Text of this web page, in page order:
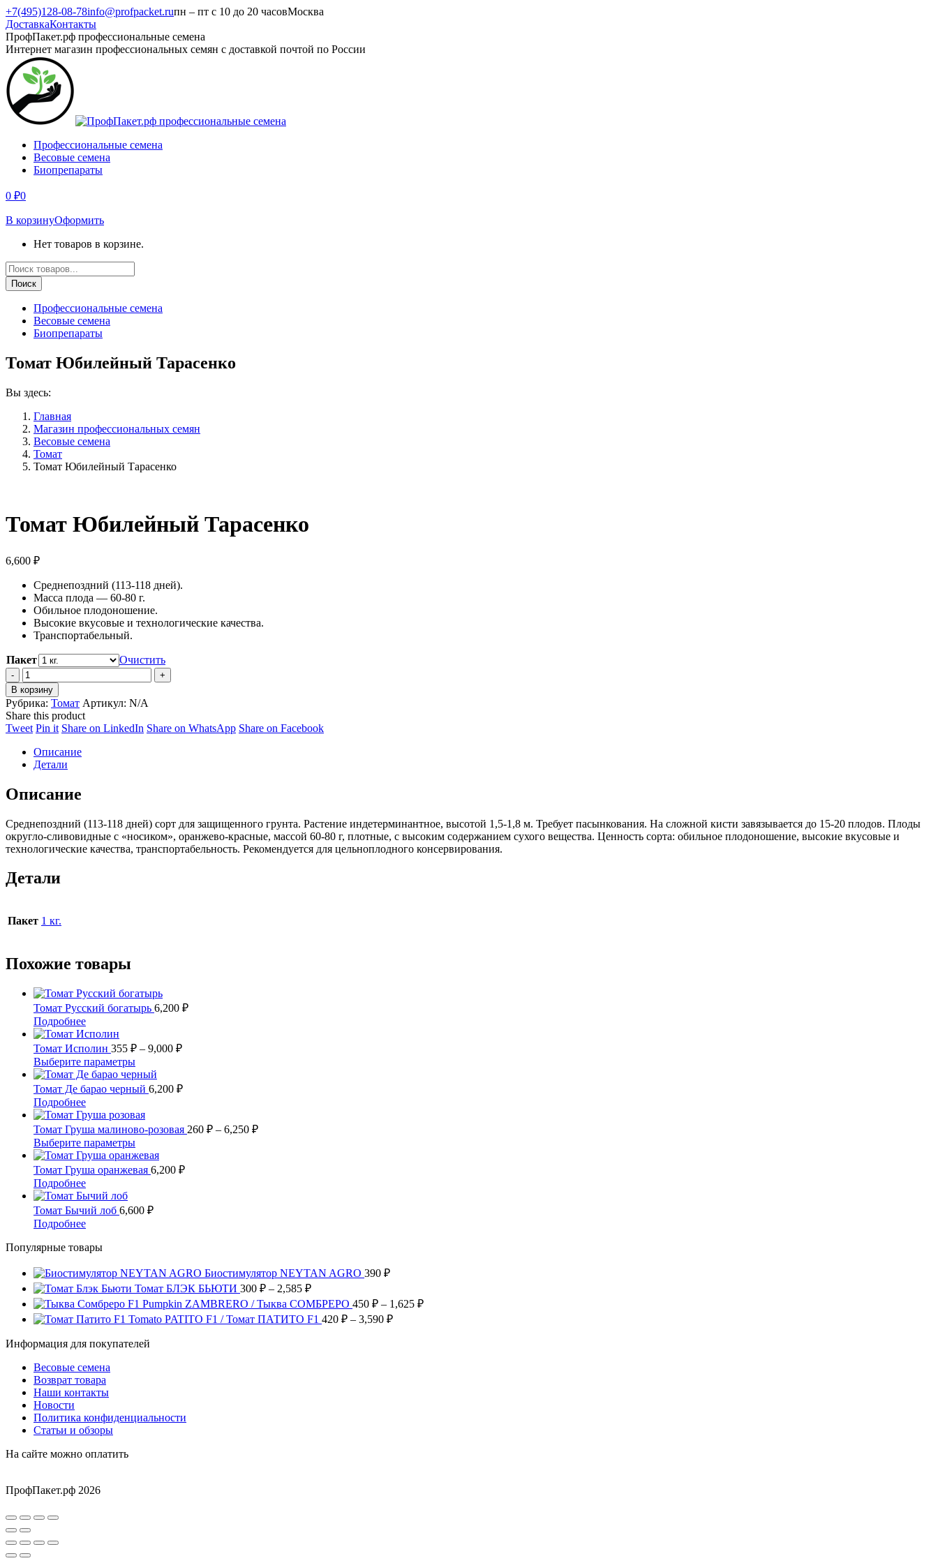
Перейти
к
содержанию
+7(495)128-08-78info@profpacket.ruпн – пт с 10 до 20 часовМосква
ДоставкаКонтакты
Facebook
page
opens
in
new
window
Одноклассники
page
opens
in
new
window
Instagram
page
opens
in
new
window
Вконтакте
page
opens
in
new
window
Viber
page
opens
in
new
window
Whatsapp
page
opens
in
new
window
ПрофПакет.рф профессиональные семена
Интернет магазин профессиональных семян с доставкой почтой по России
Профессиональные семена
Весовые семена
Биопрепараты
0 ₽0
В корзинуОформить
Нет товаров в корзине.
Поиск
товаров
Поиск
Профессиональные семена
Весовые семена
Биопрепараты
Томат Юбилейный Тарасенко
Вы здесь:
Главная
Магазин профессиональных семян
Весовые семена
Томат
Томат Юбилейный Тарасенко
Томат Юбилейный Тарасенко
6,600 ₽
Среднепоздний (113-118 дней).
Масса плода — 60-80 г.
Обильное плодоношение.
Высокие вкусовые и технологические качества.
Транспортабельный.
Пакет
Очистить
Томат
Юбилейный
Тарасенко
quantity
В корзину
Рубрика: Томат Артикул: N/A
Share this product
TweetShare
Twitter
Pin itShare
Pinterest
Share on LinkedIn Share
Share on WhatsAppShare
Share on FacebookShare
Описание
Детали
Описание
Среднепоздний (113-118 дней) сорт для защищенного грунта. Растение индетерминантное, высотой 1,5-1,8 м. Требует пасынкования. На сложной кисти завязывается до 15-20 плодов. Плоды
округло-сливовидные с «носиком», оранжево-красные, массой 60-80 г, плотные, с высоким содержанием сухого вещества. Ценность сорта: обильное плодоношение, высокие вкусовые и
технологические качества, транспортабельность. Рекомендуется для цельноплодного консервирования.
Детали
Пакет 1 кг.
Похожие товары
Томат Русский богатырь 6,200 ₽
ПодробнееЭтот
товар
имеет
несколько
вариаций.
Опции
можно
выбрать
на
странице
товара.
Томат Исполин 355 ₽ – 9,000 ₽Диапазон
–
Выберите параметрыЭтот
товар
имеет
вариаций.
Опции
можно
выбрать
на
странице
Томат Де барао черный 6,200 ₽
ПодробнееЭтот
товар
имеет
несколько
вариаций.
Опции
можно
выбрать
на
странице
товара.
Томат Груша малиново-розовая 260 ₽ – 6,250 ₽Диапазон
Выберите параметрыЭтот
товар
имеет
Опции
можно
товара.
Томат Груша оранжевая 6,200 ₽
ПодробнееЭтот
товар
имеет
несколько
вариаций.
Опции
выбрать
на
странице
товара.
Томат Бычий лоб 6,600 ₽
ПодробнееЭтот
имеет
вариаций.
Опции
можно
выбрать
на
товара.
Популярные товары
Биостимулятор NEYTAN AGRO 390 ₽
Томат БЛЭК БЬЮТИ 300 ₽ – 2,585 ₽Диапазон
цен:
300 ₽
–
Pumpkin ZAMBRERO / Тыква СОМБРЕРО 450 ₽ – 1,625 ₽Диапазон
Tomato PATITO F1 / Томат ПАТИТО F1 420 ₽ – 3,590 ₽Диапазон
Информация для покупателей
Весовые семена
Возврат товара
Наши контакты
Новости
Политика конфиденциальности
Статьи и обзоры
На сайте можно оплатить
ПрофПакет.рф 2026
Вверх